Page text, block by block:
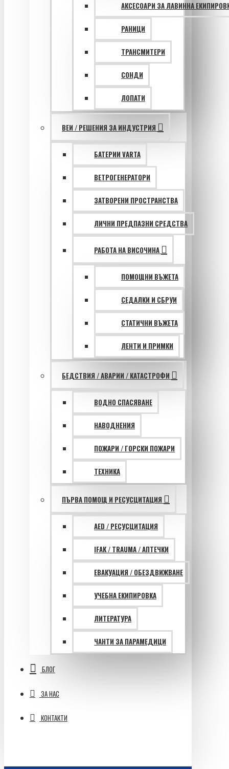
АКСЕСОАРИ ЗА ЛАВИННА
РАНИЦИ
ТРАНСМИТЕРИ
СОНДИ
ЛОПАТИ
ВЕИ / РЕШЕНИЯ ЗА ИНДУСТРИЯ
БАТЕРИИ VARTA
ВЕТРОГЕНЕРАТОРИ
ЗАТВОРЕНИ ПРОСТРАНСТВА
ЛИЧНИ ПРЕДПАЗНИ СРЕДСТВА
РАБОТА НА ВИСОЧИНА
ПОМОЩНИ ВЪЖЕТА
СЕДАЛКИ И СБРУИ
СТАТИЧНИ ВЪЖЕТА
ЛЕНТИ И ПРИМКИ
БЕДСТВИЯ / АВАРИИ / КАТАСТРОФИ
ВОДНО СПАСЯВАНЕ
НАВОДНЕНИЯ
ПОЖАРИ / ГОРСКИ ПОЖАРИ
ТЕХНИКА
ПЪРВА ПОМОЩ И РЕСУСЦИТАЦИЯ
AED / РЕСУСЦИТАЦИЯ
IFAK / TRAUMA / АПТЕЧКИ
ЕВАКУАЦИЯ / ОБЕЗДВИЖВАНЕ
УЧЕБНА ЕКИПИРОВКА
ЛИТЕРАТУРА
ЧАНТИ ЗА ПАРАМЕДИЦИ
БЛОГ
ЗА НАС
КОНТАКТИ